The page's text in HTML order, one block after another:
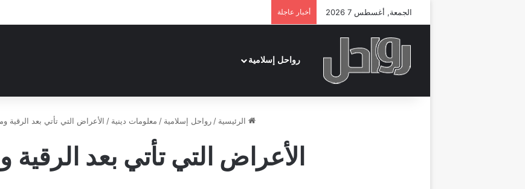
الجمعة, أغسطس 7 2026 أخبار عاجلة
رواحل إسلامية
الرئيسية / رواحل إسلامية / معلومات دينية / الأعراض التي تأتي بعد الرقية
الأعراض التي تأتي بعد الرقية